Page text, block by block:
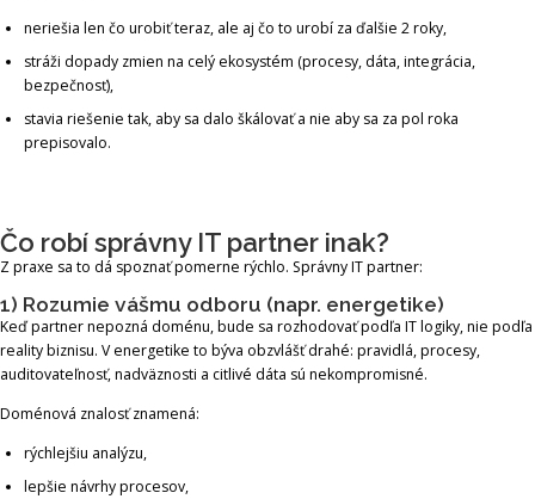
neriešia len čo urobiť teraz, ale aj čo to urobí za ďalšie 2 roky,
stráži dopady zmien na celý ekosystém (procesy, dáta, integrácia,
bezpečnosť),
stavia riešenie tak, aby sa dalo škálovať a nie aby sa za pol roka
prepisovalo.
Čo robí správny IT partner inak?
Z praxe sa to dá spoznať pomerne rýchlo. Správny IT partner:
1) Rozumie vášmu odboru (napr. energetike)
Keď partner nepozná doménu, bude sa rozhodovať podľa IT logiky, nie podľa
reality biznisu. V energetike to býva obzvlášť drahé: pravidlá, procesy,
auditovateľnosť, nadväznosti a citlivé dáta sú nekompromisné.
Doménová znalosť znamená:
rýchlejšiu analýzu,
lepšie návrhy procesov,